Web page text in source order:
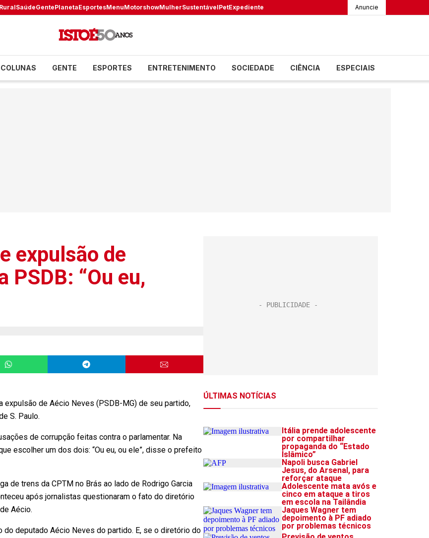
SaúdeGentePlanetaEsportesMenuMotorshowMulherSustentávelPetExpediente Anuncie
COLUNAS GENTE ESPORTES ENTRETENIMENTO SOCIEDADE CIÊNCIA ESPECIAIS
expulsão de
“Ou eu,
expulsão de Aécio Neves (PSDB-MG) de seu partido,
S. Paulo.
de corrupção feitas contra o parlamentar. Na
escolher um dos dois: “Ou eu, ou ele”, disse o prefeito
de trens da CPTM no Brás ao lado de Rodrigo Garcia
após jornalistas questionaram o fato do diretório
Aécio.
deputado Aécio Neves do partido. E, se o diretório do